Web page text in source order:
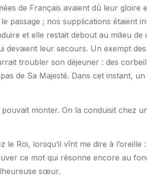
de Français avaient dû leur gloire
passage ; nos supplications étaient
et elle restait debout au milieu de
devaient leur secours. Un exempt
troubler son déjeuner : des
de Sa Majesté. Dans cet instant,
monter. On la conduisit chez
Roi, lorsqu’il vînt me dire à l’oreille :
ce mot qui résonne encore au
sœur.